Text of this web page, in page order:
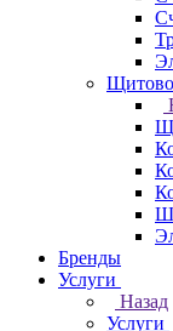
Бренды
Услуги
Назад
Услуги